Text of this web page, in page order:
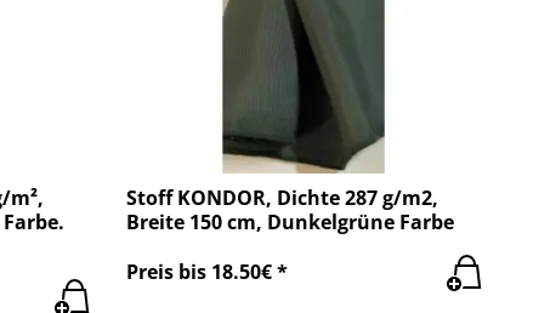
m²,
Stoff KONDOR, Dichte 287 g/m2,
Breite 150 cm, Dunkelgrüne Farbe
Preis bis 18.50€ *